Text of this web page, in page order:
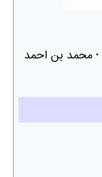
محمد بن احمد